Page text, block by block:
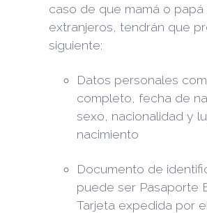
caso de que mamá o papá
extranjeros, tendrán que
siguiente:
Datos personales
completo, fecha de
sexo, nacionalidad y
nacimiento
Documento de
puede ser Pasaporte
Tarjeta expedida por